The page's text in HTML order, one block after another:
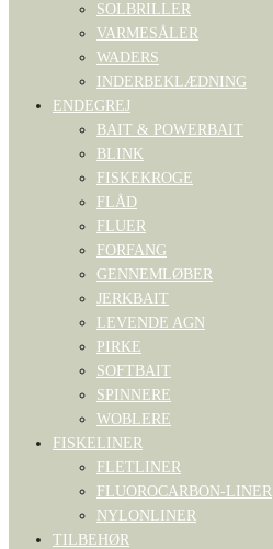
SOLBRILLER
VARMESÅLER
WADERS
INDERBEKLÆDNING
ENDEGREJ
BAIT & POWERBAIT
BLINK
FISKEKROGE
FLÅD
FLUER
FORFANG
GENNEMLØBER
JERKBAIT
LEVENDE AGN
PIRKE
SOFTBAIT
SPINNERE
WOBLERE
FISKELINER
FLETLINER
FLUOROCARBON-LINER
NYLONLINER
TILBEHØR